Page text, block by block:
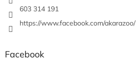
603 314 191
https://www.facebook.com/akarazoo/
Facebook